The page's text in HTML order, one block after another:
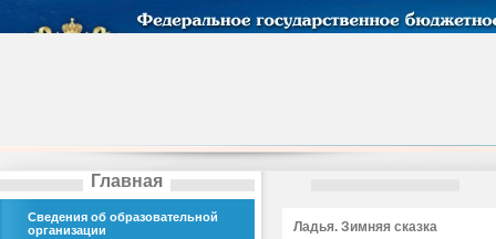
Главная
Сведения об образовательной
организации
Ладья. Зимняя сказка